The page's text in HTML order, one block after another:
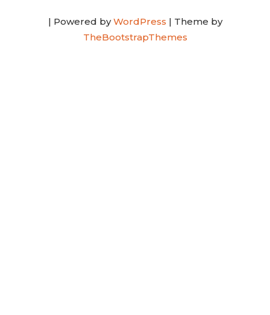
| Powered byWordPress | Theme by
TheBootstrapThemes